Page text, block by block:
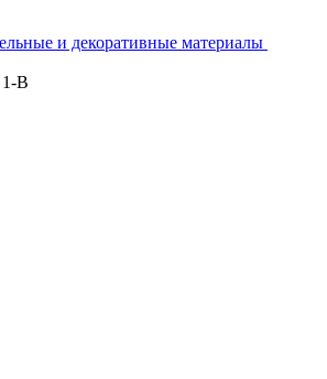
и декоративные материалы
1-В